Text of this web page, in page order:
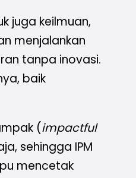
juga keilmuan,
menjalankan
tanpa inovasi.
baik
(impactful
sehingga IPM
mencetak